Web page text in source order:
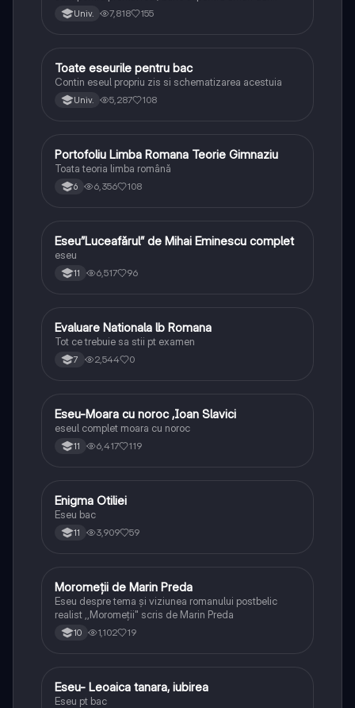
lipsesc relatiile dintre personaje si caracrerizarile.
Univ. 7,818 155
Limba și literatura română
Toate eseurile pentru bac
Contin eseul propriu zis si schematizarea acestuia
Univ. 5,287 108
Limba și literatura română
Portofoliu Limba Romana Teorie Gimnaziu
Toata teoria limba română
6 6,356 108
Limba și literatura română
Eseu”Luceafărul” de Mihai Eminescu complet
eseu
11 6,517 96
Limba și literatura română
Evaluare Nationala lb Romana
Tot ce trebuie sa stii pt examen
7 2,544 0
Limba și literatura română
Eseu-Moara cu noroc ,Ioan Slavici
eseul complet moara cu noroc
11 6,417 119
Limba și literatura română
Enigma Otiliei
Eseu bac
11 3,909 59
Limba și literatura română
Moromeții de Marin Preda
Eseu despre tema și viziunea romanului postbelic
realist ,,Moromeții" scris de Marin Preda
10 1,102 19
Limba și literatura română
Eseu- Leoaica tanara, iubirea
Eseu pt bac